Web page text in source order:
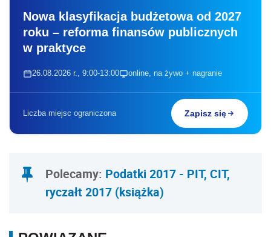
Nowa klasyfikacja budżetowa od 2027
roku – reforma finansów publicznych
w praktyce
26.08.2026 r., 9:00-13:00 online, na żywo + nagranie
Liczba miejsc ograniczona Zapisz się
Polecamy: Podatki 2017 - PIT, CIT,
ryczałt 2017 (książka)